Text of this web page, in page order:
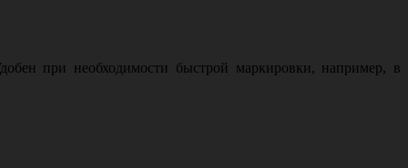
при необходимости быстрой маркировки, например, в